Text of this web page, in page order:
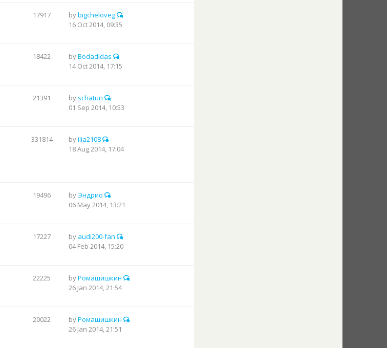
17917 bybigcheloveg
16 Oct 2014, 09:35
18422 byBodadidas
14 Oct 2014, 17:15
21391 by schatun
01 Sep 2014, 10:53
331814 byilia2108
18 Aug 2014, 17:04
19496 byЭндрио
06 May 2014, 13:21
17227 by audi200-fan
04 Feb 2014, 15:20
22225 byРомашишкин
26 Jan 2014, 21:54
20022 byРомашишкин
26 Jan 2014, 21:51